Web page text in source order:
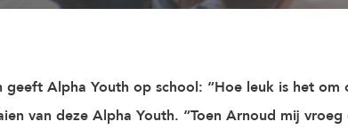
geeft Alpha Youth op school: “Hoe leuk is het
van deze Alpha Youth. “Toen Arnoud mij